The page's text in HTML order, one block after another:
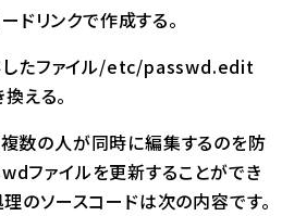
リンクで作成する。
したファイル/etc/passwd.edit
える。
数の人が同時に編集するのを防
ファイルを更新することができ
のソースコードは次の内容です。